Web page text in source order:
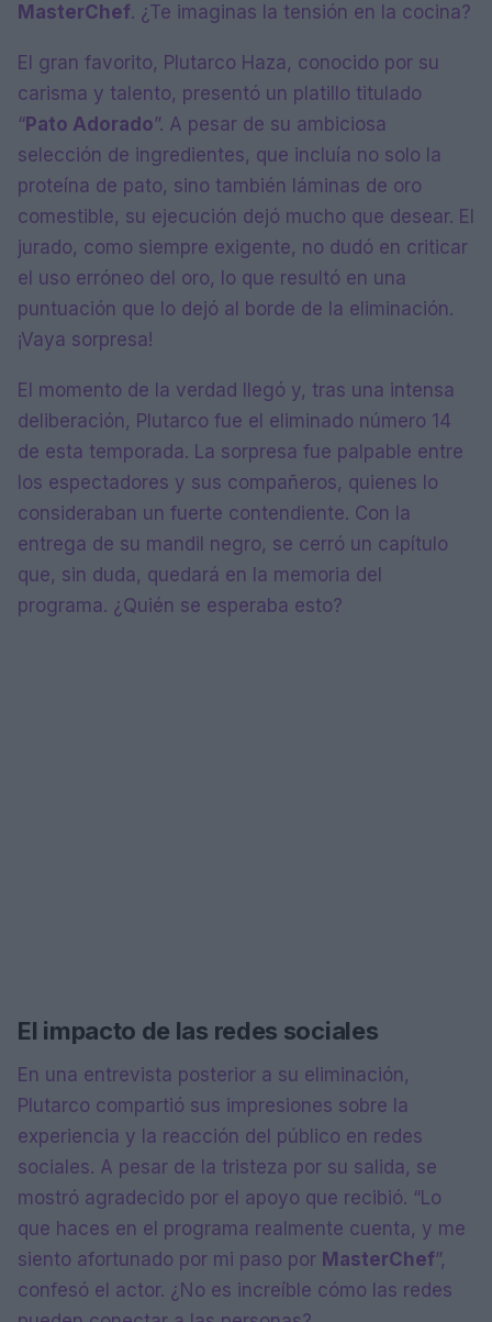
MasterChef. ¿Te imaginas la tensión en la cocina?
El gran favorito, Plutarco Haza, conocido por su
carisma y talento, presentó un platillo titulado
“ Pato Adorado”. A pesar de su ambiciosa
selección de ingredientes, que incluía no solo la
proteína de pato, sino también láminas de oro
comestible, su ejecución dejó mucho que desear. El
jurado, como siempre exigente, no dudó en criticar
el uso erróneo del oro, lo que resultó en una
puntuación que lo dejó al borde de la eliminación.
¡Vaya sorpresa!
El momento de la verdad llegó y, tras una intensa
deliberación, Plutarco fue el eliminado número 14
de esta temporada. La sorpresa fue palpable entre
los espectadores y sus compañeros, quienes lo
consideraban un fuerte contendiente. Con la
entrega de su mandil negro, se cerró un capítulo
que, sin duda, quedará en la memoria del
programa. ¿Quién se esperaba esto?
El impacto de las redes sociales
En una entrevista posterior a su eliminación,
Plutarco compartió sus impresiones sobre la
experiencia y la reacción del público en redes
sociales. A pesar de la tristeza por su salida, se
mostró agradecido por el apoyo que recibió. “Lo
que haces en el programa realmente cuenta, y me
siento afortunado por mi paso por MasterChef”,
confesó el actor. ¿No es increíble cómo las redes